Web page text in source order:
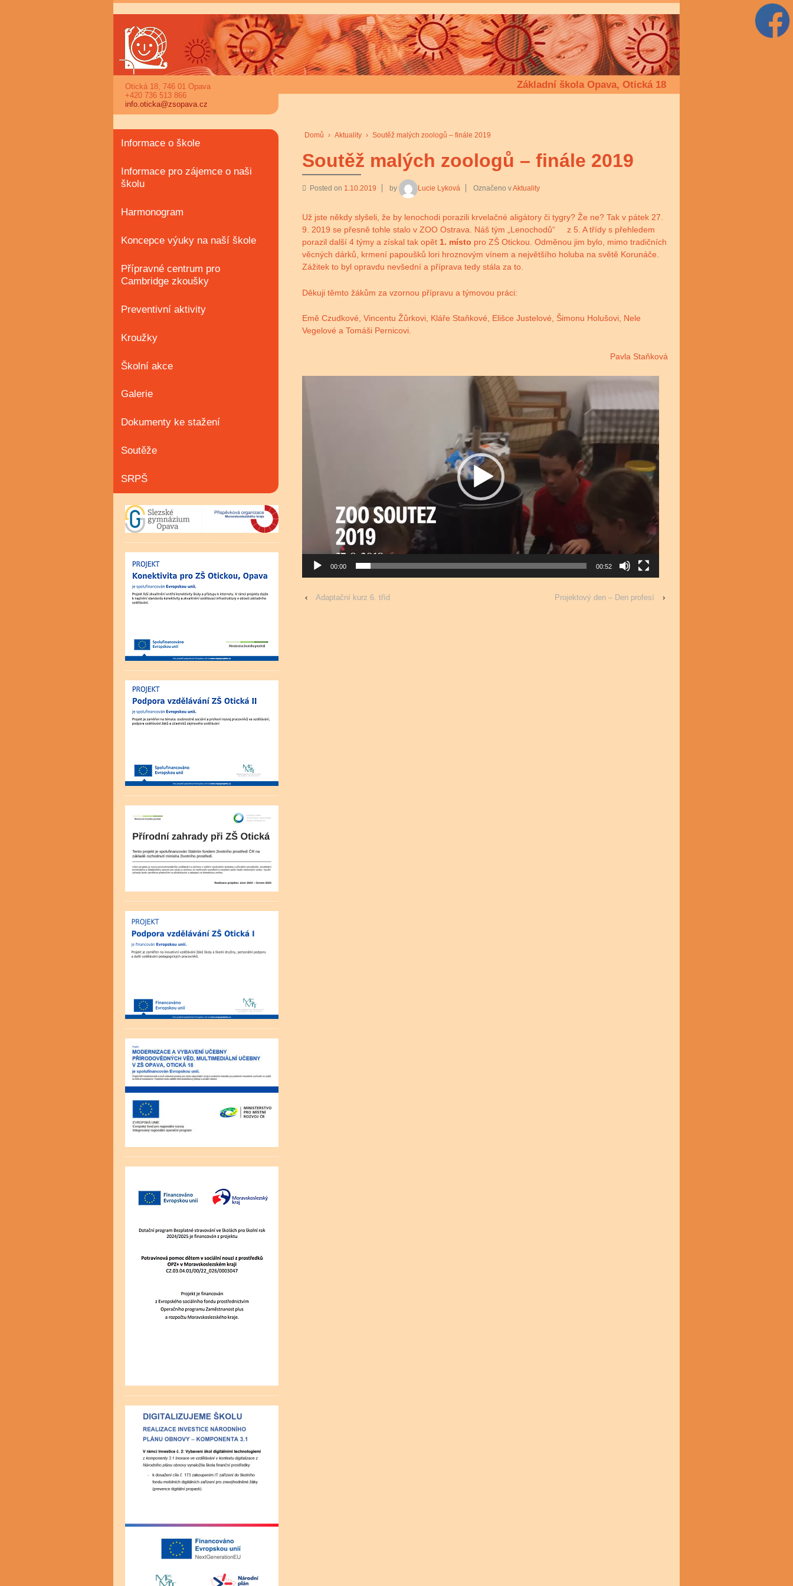
Základní škola Opava, Otická 18
Domů › Aktuality › Soutěž malých zoologů – finále 2019
Soutěž malých zoologů – finále 2019
Posted on 1.10.2019 by Lucie Lyková Označeno vAktuality
Už jste někdy slyšeli, že by lenochodi porazili krvelačné aligátory či tygry? Že ne? Tak v pátek 27.
9. 2019 se přesně tohle stalo v ZOO Ostrava. Náš tým „Lenochodů“ z 5. A třídy s přehledem
porazil další 4 týmy a získal tak opět 1. místo pro ZŠ Otickou. Odměnou jim bylo, mimo tradičních
věcných dárků, krmení papoušků lori hroznovým vínem a největšího holuba na světě Korunáče.
Zážitek to byl opravdu nevšední a příprava tedy stála za to.
Děkuji těmto žákům za vzornou přípravu a týmovou práci:
Emě Czudkové, Vincentu Žůrkovi, Kláře Staňkové, Elišce Justelové, Šimonu Holušovi, Nele
Vegelové a Tomáši Pernicovi.
Pavla Staňková
00:00 00:52
‹ Adaptační kurz 6. tříd Projektový den – Den profesí ›
Otická 18, 746 01 Opava
+420 736 513 866
info.oticka@zsopava.cz
Informace o škole
Informace pro zájemce o naši
školu
Harmonogram
Koncepce výuky na naší škole
Přípravné centrum pro
Cambridge zkoušky
Preventivní aktivity
Kroužky
Školní akce
Galerie
Dokumenty ke stažení
Soutěže
SRPŠ